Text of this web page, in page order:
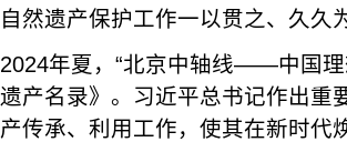
自然遗产保护工作一以贯之、久久
2024年夏，“北京中轴线——中国
遗产名录》。习近平总书记作出重
产传承、利用工作，使其在新时代